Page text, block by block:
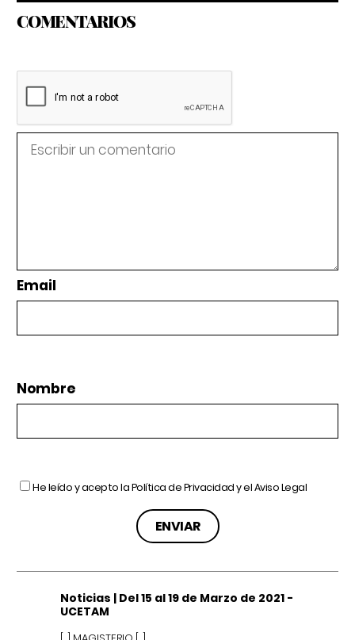
COMENTARIOS
Email
Nombre
He leído y acepto laPolítica de Privacidady elAviso Legal
Noticias | Del 15 al 19 de Marzo de 2021 -
UCETAM